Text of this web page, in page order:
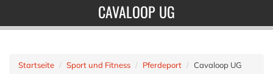
CAVALOOP UG
Startseite Sport und Fitness Pferdeport Cavaloop UG